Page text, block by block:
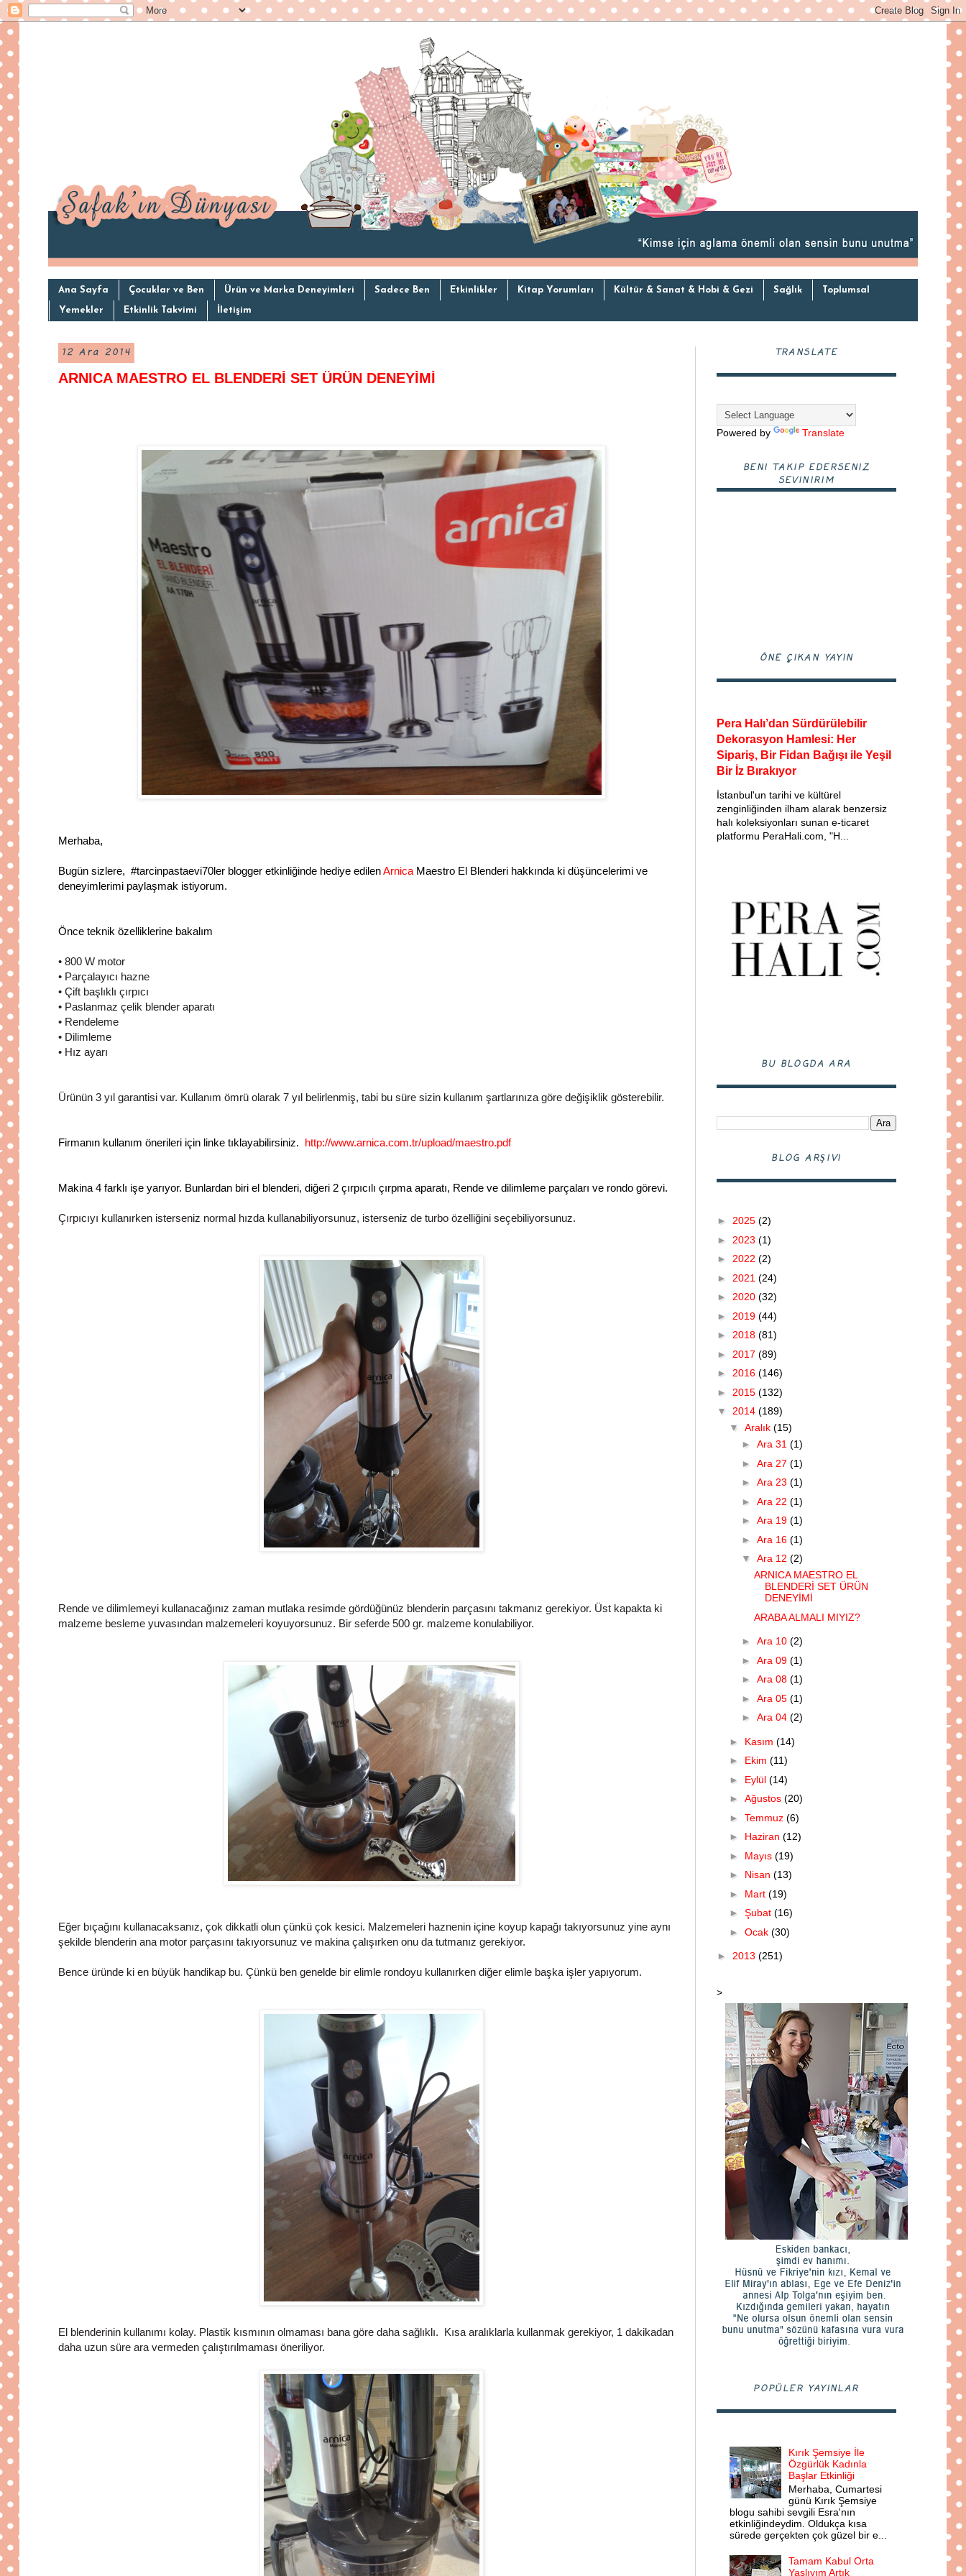
Ana Sayfa Çocuklar ve Ben Ürün ve Marka Deneyimleri Sadece Ben Etkinlikler Kitap Yorumları Kültür & Sanat & Hobi & Gezi Sağlık Toplumsal
Yemekler Etkinlik Takvimi İletişim
12 Ara 2014
ARNICA MAESTRO EL BLENDERİ SET ÜRÜN DENEYİMİ
Merhaba,
Bugün sizlere, #tarcinpastaevi70ler blogger etkinliğinde hediye edilenArnica Maestro El Blenderi hakkında ki düşüncelerimi ve
deneyimlerimi paylaşmak istiyorum.
Önce teknik özelliklerine bakalım
• 800 W motor
• Parçalayıcı hazne
• Çift başlıklı çırpıcı
• Paslanmaz çelik blender aparatı
• Rendeleme
• Dilimleme
• Hız ayarı
Ürünün 3 yıl garantisi var. Kullanım ömrü olarak 7 yıl belirlenmiş, tabi bu süre sizin kullanım şartlarınıza göre değişiklik gösterebilir.
Firmanın kullanım önerileri için linke tıklayabilirsiniz. http://www.arnica.com.tr/upload/maestro.pdf
Makina 4 farklı işe yarıyor. Bunlardan biri el blenderi, diğeri 2 çırpıcılı çırpma aparatı, Rende ve dilimleme parçaları ve rondo görevi.
Çırpıcıyı kullanırken isterseniz normal hızda kullanabiliyorsunuz, isterseniz de turbo özelliğini seçebiliyorsunuz.
Rende ve dilimlemeyi kullanacağınız zaman mutlaka resimde gördüğünüz blenderin parçasını takmanız gerekiyor. Üst kapakta ki
malzeme besleme yuvasından malzemeleri koyuyorsunuz. Bir seferde 500 gr. malzeme konulabiliyor.
Eğer bıçağını kullanacaksanız, çok dikkatli olun çünkü çok kesici. Malzemeleri haznenin içine koyup kapağı takıyorsunuz yine aynı
şekilde blenderin ana motor parçasını takıyorsunuz ve makina çalışırken onu da tutmanız gerekiyor.
Bence üründe ki en büyük handikap bu. Çünkü ben genelde bir elimle rondoyu kullanırken diğer elimle başka işler yapıyorum.
El blenderinin kullanımı kolay. Plastik kısmının olmaması bana göre daha sağlıklı. Kısa aralıklarla kullanmak gerekiyor, 1 dakikadan
daha uzun süre ara vermeden çalıştırılmaması öneriliyor.
TRANSLATE
Powered by Translate
BENI TAKIP EDERSENIZ
SEVINIRIM
ÖNE ÇIKAN YAYIN
Pera Halı’dan Sürdürülebilir
Dekorasyon Hamlesi: Her
Sipariş, Bir Fidan Bağışı ile Yeşil
Bir İz Bırakıyor
İstanbul'un tarihi ve kültürel
zenginliğinden ilham alarak benzersiz
halı koleksiyonları sunan e-ticaret
platformu PeraHali.com, "H...
BU BLOGDA ARA
BLOG ARŞIVI
► 2025 (2)
► 2023 (1)
► 2022 (2)
► 2021 (24)
► 2020 (32)
► 2019 (44)
► 2018 (81)
► 2017 (89)
► 2016 (146)
► 2015 (132)
▼ 2014 (189)
▼ Aralık (15)
► Ara 31 (1)
► Ara 27 (1)
► Ara 23 (1)
► Ara 22 (1)
► Ara 19 (1)
► Ara 16 (1)
▼ Ara 12 (2)
ARNICA MAESTRO EL
BLENDERİ SET ÜRÜN
DENEYİMİ
ARABA ALMALI MIYIZ?
► Ara 10 (2)
► Ara 09 (1)
► Ara 08 (1)
► Ara 05 (1)
► Ara 04 (2)
► Kasım (14)
► Ekim (11)
► Eylül (14)
► Ağustos (20)
► Temmuz (6)
► Haziran (12)
► Mayıs (19)
► Nisan (13)
► Mart (19)
► Şubat (16)
► Ocak (30)
► 2013 (251)
>
POPÜLER YAYINLAR
Kırık Şemsiye İle
Özgürlük Kadınla
Başlar Etkinliği
Merhaba, Cumartesi
günü Kırık Şemsiye
blogu sahibi sevgili Esra'nın
etkinliğindeydim. Oldukça kısa
sürede gerçekten çok güzel bir e...
Tamam Kabul Orta
Yaşlıyım Artık